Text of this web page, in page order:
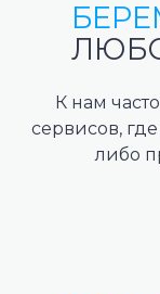
К нам
сервисов,
либо